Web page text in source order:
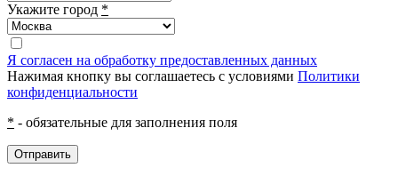
Укажите город *
Я согласен на обработку предоставленных данных
Нажимая кнопку вы соглашаетесь с условиями Политики
конфиденциальности
* - обязательные для заполнения поля
Отправить